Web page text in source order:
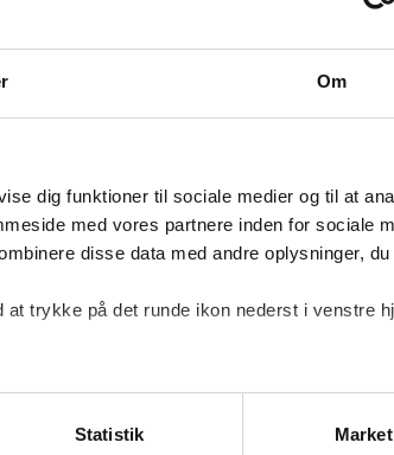
Om
dig funktioner til sociale medier og til at
med vores partnere inden for sociale
disse data med andre oplysninger,
trykke på det runde ikon nederst i venstre
Statistik
kroner
kroner